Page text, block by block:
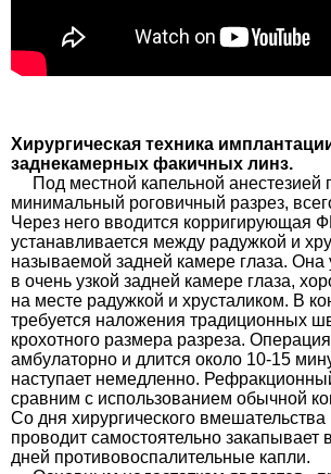
Хирургическая техника
заднекамерных факичных линз.
Под местной капельной анестезией
минимальный роговичный разрез,
Через него вводится корригирующая
устанавливается между радужкой и
называемой задней камере глаза. Она
в очень узкой задней камере глаза,
на месте радужкой и хрусталиком. В
требуется наложения традиционных
крохотного размера разреза.
амбулаторно и длится около 10-15
наступает немедленно.
сравним с использованием обычной
Со дня хирургического вмешательства
проводит самостоятельно закапывает
дней противовоспалительные капли.